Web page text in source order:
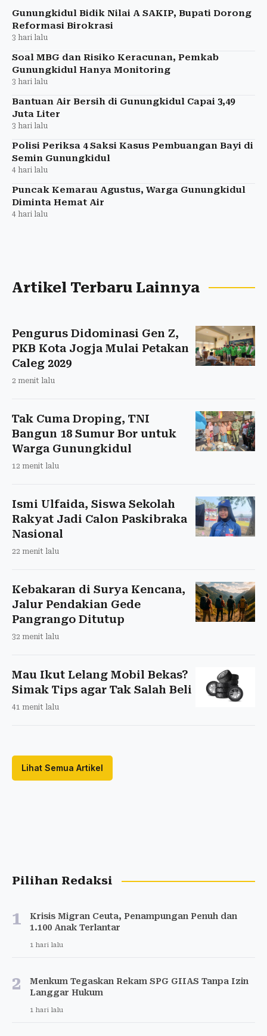
Gunungkidul Bidik Nilai A SAKIP, Bupati Dorong
Reformasi Birokrasi
3 hari lalu
Soal MBG dan Risiko Keracunan, Pemkab
Gunungkidul Hanya Monitoring
3 hari lalu
Bantuan Air Bersih di Gunungkidul Capai 3,49
Juta Liter
3 hari lalu
Polisi Periksa 4 Saksi Kasus Pembuangan Bayi di
Semin Gunungkidul
4 hari lalu
Puncak Kemarau Agustus, Warga Gunungkidul
Diminta Hemat Air
4 hari lalu
Artikel Terbaru Lainnya
Pengurus Didominasi Gen Z,
PKB Kota Jogja Mulai Petakan
Caleg 2029
2 menit lalu
Tak Cuma Droping, TNI
Bangun 18 Sumur Bor untuk
Warga Gunungkidul
12 menit lalu
Ismi Ulfaida, Siswa Sekolah
Rakyat Jadi Calon Paskibraka
Nasional
22 menit lalu
Kebakaran di Surya Kencana,
Jalur Pendakian Gede
Pangrango Ditutup
32 menit lalu
Mau Ikut Lelang Mobil Bekas?
Simak Tips agar Tak Salah Beli
41 menit lalu
Lihat Semua Artikel
Pilihan Redaksi
1
Krisis Migran Ceuta, Penampungan Penuh dan
1.100 Anak Terlantar
1 hari lalu
2
Menkum Tegaskan Rekam SPG GIIAS Tanpa Izin
Langgar Hukum
1 hari lalu